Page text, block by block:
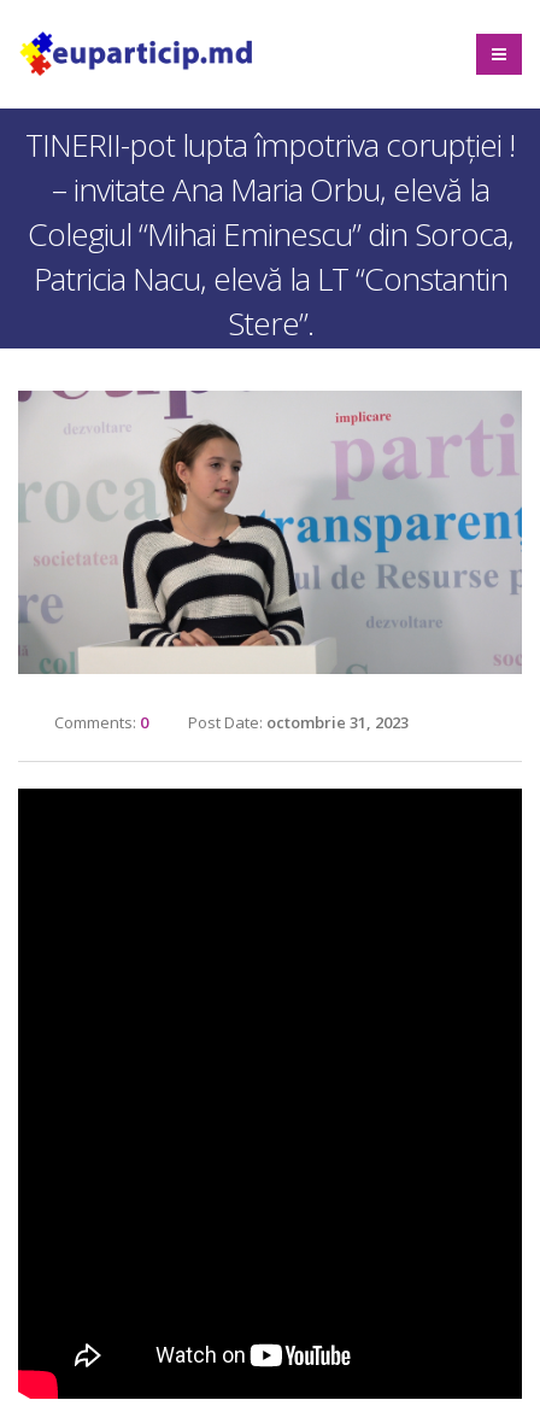
TINERII-pot lupta împotriva corupției !
– invitate Ana Maria Orbu, elevă la
Colegiul “Mihai Eminescu” din Soroca,
Patricia Nacu, elevă la LT “Constantin
Stere”.
Comments: 0 Post Date: octombrie 31, 2023